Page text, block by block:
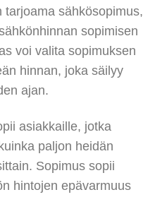
tarjoama sähkösopimus,
sopimisen
voi valita sopimuksen
hinnan, joka säilyy
ajan.
asiakkaille, jotka
paljon heidän
Sopimus sopii
hintojen epävarmuus